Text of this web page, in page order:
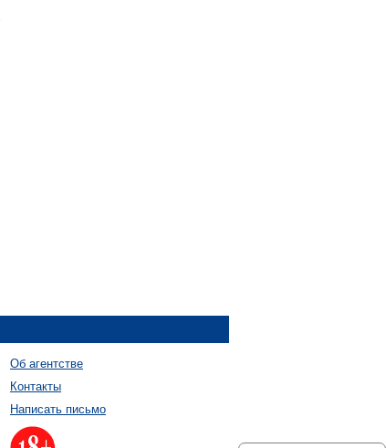
Об агентстве
Контакты
Написать письмо